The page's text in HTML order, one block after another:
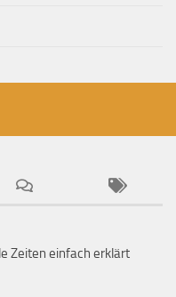
Zeiten einfach erklärt